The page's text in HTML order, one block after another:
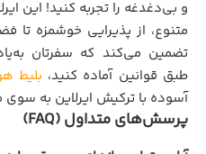
و بی‌دغدغه را تجربه کنید! این
متنوع، از پذیرایی خوشمزه تا
تضمین می‌کند که سفرتان
طبق قوانین آماده کنید، بلیط
آسوده با ترکیش ایرلاین به سوی
پرسش‌های متداول (FAQ)